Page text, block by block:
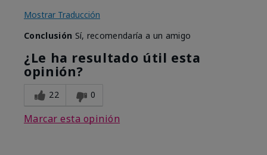
Mostrar Traducción
Conclusión Sí, recomendaría a un amigo
¿Le ha resultado útil esta
opinión?
22 0
Marcar esta opinión